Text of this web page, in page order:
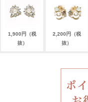
1,900円（税
抜）
2,200円（税
抜）